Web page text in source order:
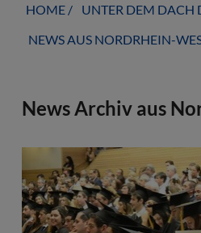
HOME UNTER DEM DACH
NEWS AUS NORDRHEIN-
News Archiv aus